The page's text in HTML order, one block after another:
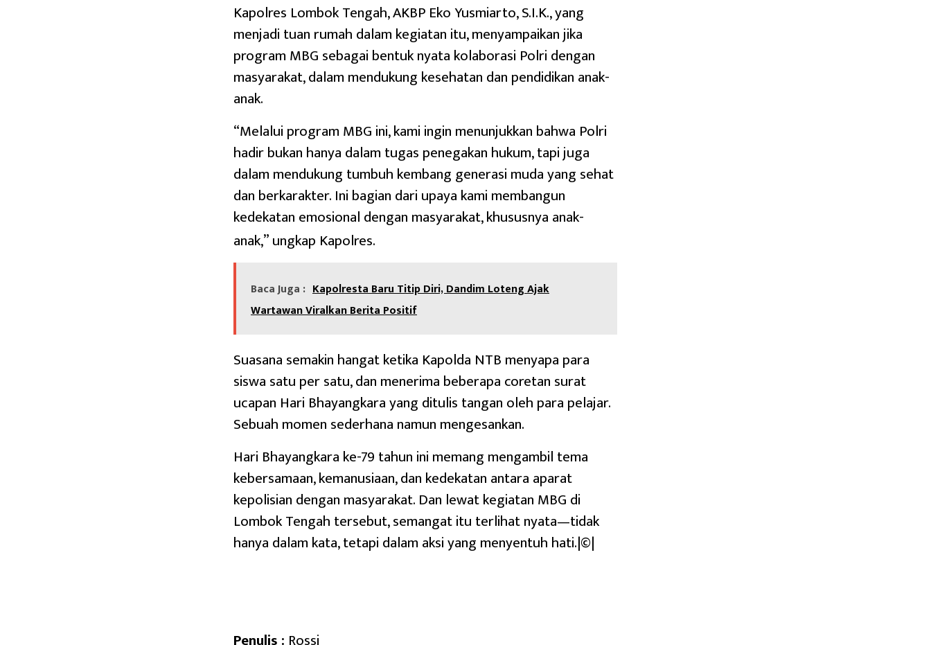
Kapolres Lombok Tengah, AKBP Eko Yusmiarto, S.I.K., yang
menjadi tuan rumah dalam kegiatan itu, menyampaikan jika
program MBG sebagai bentuk nyata kolaborasi Polri dengan
masyarakat, dalam mendukung kesehatan dan pendidikan anak-
anak.
“Melalui program MBG ini, kami ingin menunjukkan bahwa Polri
hadir bukan hanya dalam tugas penegakan hukum, tapi juga
dalam mendukung tumbuh kembang generasi muda yang sehat
dan berkarakter. Ini bagian dari upaya kami membangun
kedekatan emosional dengan masyarakat, khususnya anak-
anak,” ungkap Kapolres.
Baca Juga : Kapolresta Baru Titip Diri, Dandim Loteng Ajak
Wartawan Viralkan Berita Positif
Suasana semakin hangat ketika Kapolda NTB menyapa para
siswa satu per satu, dan menerima beberapa coretan surat
ucapan Hari Bhayangkara yang ditulis tangan oleh para pelajar.
Sebuah momen sederhana namun mengesankan.
Hari Bhayangkara ke-79 tahun ini memang mengambil tema
kebersamaan, kemanusiaan, dan kedekatan antara aparat
kepolisian dengan masyarakat. Dan lewat kegiatan MBG di
Lombok Tengah tersebut, semangat itu terlihat nyata—tidak
hanya dalam kata, tetapi dalam aksi yang menyentuh hati.|©|